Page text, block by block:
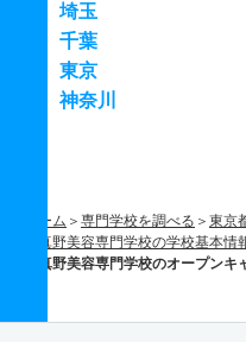
埼玉
千葉
東京
神奈川
ホーム 専門学校を調べる
東京
真野美容専門学校の学校基本情
真野美容専門学校のオープン